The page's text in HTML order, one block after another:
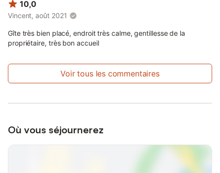
10,0
Vincent, août 2021
Gîte très bien placé, endroit très calme, gentillesse de la
propriétaire, très bon accueil
Voir tous les commentaires
Où vous séjournerez